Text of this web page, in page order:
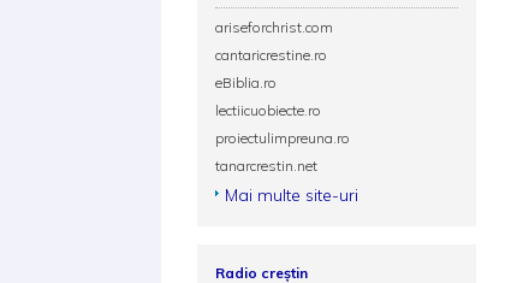
ariseforchrist.com
cantaricrestine.ro
eBiblia.ro
lectiicuobiecte.ro
proiectulimpreuna.ro
tanarcrestin.net
Mai multe site-uri
Radio creștin